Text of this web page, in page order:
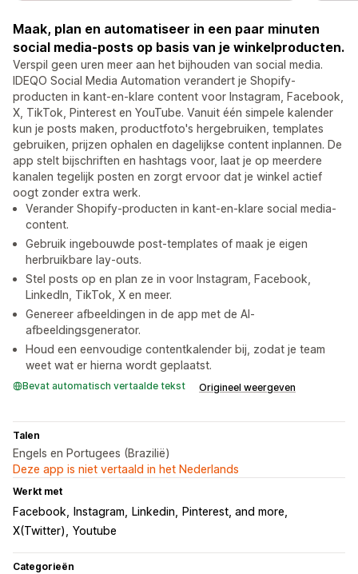
Maak, plan en automatiseer in een paar minuten
social media-posts op basis van je winkelproducten.
Verspil geen uren meer aan het bijhouden van social media.
IDEQO Social Media Automation verandert je Shopify-
producten in kant-en-klare content voor Instagram, Facebook,
X, TikTok, Pinterest en YouTube. Vanuit één simpele kalender
kun je posts maken, productfoto's hergebruiken, templates
gebruiken, prijzen ophalen en dagelijkse content inplannen. De
app stelt bijschriften en hashtags voor, laat je op meerdere
kanalen tegelijk posten en zorgt ervoor dat je winkel actief
oogt zonder extra werk.
Verander Shopify-producten in kant-en-klare social media-
content.
Gebruik ingebouwde post-templates of maak je eigen
herbruikbare lay-outs.
Stel posts op en plan ze in voor Instagram, Facebook,
LinkedIn, TikTok, X en meer.
Genereer afbeeldingen in de app met de AI-
afbeeldingsgenerator.
Houd een eenvoudige contentkalender bij, zodat je team
weet wat er hierna wordt geplaatst.
Bevat automatisch vertaalde tekst Origineel weergeven
Talen
Engels en Portugees (Brazilië)
Deze app is niet vertaald in het Nederlands
Werkt met
Facebook Instagram Linkedin
Pinterest, and more
X(Twitter)
Youtube
Categorieën